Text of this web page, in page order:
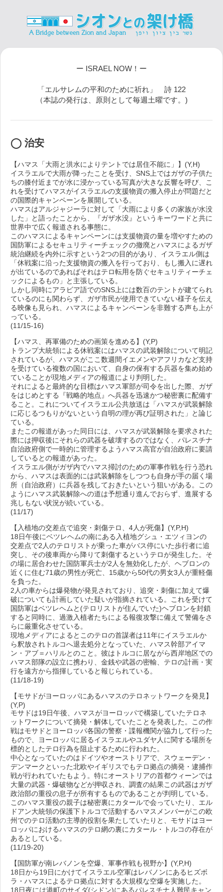
ー ISRAEL NOW！ー
「エルサレムの平和のために祈れ」 詩 122
（本誌の発行は、原則として毎週土曜です。)
◯ 治安
【ハマス「大雨と洪水によりテントでは居住不能に」】(Y,H)
イスラエルで大雨が降ったことを受け、SNS上ではガザの子供た
ちの膝付近までが水に浸かっている写真が大きな反響を呼び、こ
れを受けてハマスがイスラエルの支援物資の搬入停止が問題だと
の国際的キャンペーンを展開している。
ハマスはアルジャジーラに対して「大雨により多くの家族が水没
した」と語ったことから、『ガザ水没』というキーワードと共に
世界中で広く報道される事態に。
このハマスによるキャンペーンには支援物資の量を増やすための
国防軍によるセキュリティーチェックの撤廃とハマスによるガザ
統治継続を内外に示すという2つの目的があり、イスラエル側は
「休戦案に沿った支援物資の搬入を行っており、もし搬入に遅れ
が出ているのであればそれはテロ転用を防ぐセキュリティーチェ
ックによるもの」と主張している。
しかし同時にアラビア語でのSNS上には数百のテントが建てられ
ているのにも関わらず、ガザ市民が使用できていない様子を伝え
る映像も見られ、ハマスによるキャンペーンを非難する声も上が
っている。
(11/15-16)
【ハマス、再軍備のための画策を進める】(Y,P)
トランプ大統領による休戦案にはハマスの武装解除について明記
されているが、ハマスがここ数週間イエメンやアフリカなど支持
を受けている複数の国において、自身の保有する兵器を集め始め
ていることが現地メディアの報道により判明した。
それによると最終的な目標はハマス軍部が司令を出した際、ガザ
をはじめとする『戦略的地点』へ兵器を迅速かつ秘密裏に配備す
ること。これについてイスラエル公共放送は「ハマスが武装解除
に応じるつもりがないという自明の理が再び証明された」と論じ
ている。
またこの報道があった同日には、ハマスが武装解除を要求された
際には押収後にそれらの武器を破壊するのではなく、パレスチナ
自治政府側で一時的に管理するようハマス高官が自治政府に要請
しているとの報道があった。
イスラエル側がガザ内でハマス掃討のための軍事作戦を行う恐れ
から、ハマスは表面的には武装解除をしつつも自身が手の届く場
所（自治政府）に兵器を残しておきたいという狙いがある。この
ようにハマス武装解除への道は予想通り進んでおらず、進展する
兆しもない状況が続いている。
(11/17)
【入植地の交差点で追突・刺傷テロ、4人が死傷】(Y,P,H)
18日午後にベツレヘムの南にある入植地グシュ・エツィヨンの
交差点で2人のテロリストが乗った車がバス停にいた歩行者に追
突し、その後車両から降りて刺傷するというテロが発生した。そ
の場に居合わせた国防軍兵士が2人を無効化したが、ヘブロンの
近くに住む71歳の男性が死亡、15歳から50代の男女3人が重軽傷
を負った。
2人の車からは爆発物が発見されており、追突・刺傷に加えて爆
破についても計画していた疑いが指摘されている。これを受けて
国防軍はベツレヘムと(テロリストが住んでいた)ヘブロンを封鎖
すると同時に、過激入植者たちによる報復攻撃に備えて警備をさ
らに厳重化させている。
現地メディアによるとこのテロの首謀者は11年にイスラエルか
ら釈放されトルコへ退去処分となっていた、ハマス幹部アイマ
ン・アブ＝ハリルとのこと。彼はトルコに居ながら西岸地区での
ハマス部隊の設立に携わり、金銭や武器の密輸、テロの計画・実
行を遠方から指揮していると報じられている。
(11/18-19)
【モサドがヨーロッパにあるハマスのテロネットワークを発見】
(Y,P)
モサドは19日午後、ハマスがヨーロッパで構築していたテロネ
ットワークについて摘発・解体していたことを発表した。この作
戦はモサドとヨーロッパ各国の警察・諜報機関が協力して行った
もので、ヨーロッパに居るイスラエルやユダヤ人に関する場所を
標的としたテロ行為を阻止するために行われた。
中心となっていたのはドイツやオーストリアで、スウェーデン・
デンマークといった北欧やイギリスでもテロ拠点の摘発・逮捕作
戦が行われていたもよう。特にオーストリアの首都ウィーンでは
大量の武器・爆破物などが押収され、調査の結果この武器はガザ
政治部の重役の息子が所有するものであることが判明している。
このハマス重役の親子は秘密裏にカタールで会っていたり、エル
ドアン大統領の保護下トルコで活動するハマスメンバーがこの欧
州でのテロ活動の主導的役割を果たしていたりと、モサドはヨー
ロッパにおけるハマスのテロ網の裏にカタール・トルコの存在が
あるとしている。
(11/19-20)
【国防軍が南レバノンを空爆、軍事作戦も視野か】(Y,P,H)
18日から19日にかけてイスラエル空軍はレバノンにあるヒズボ
ラ・ハマスによるテロ拠点に対する大規模な空爆を実施した。
18日夜には港町のサイダ(シドン)にあるパレスチナ人難民キャン